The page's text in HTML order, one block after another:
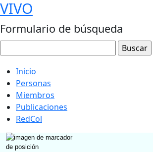
VIVO
Formulario de búsqueda
Inicio
Personas
Miembros
Publicaciones
RedCol